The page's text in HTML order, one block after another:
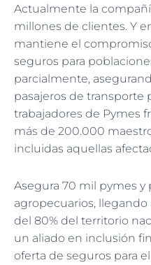
Actualmente la
millones de clientes. Y
mantiene el
seguros para
parcialmente,
pasajeros de transporte
trabajadores de Pymes
más de 200.000
incluidas aquellas
Asegura 70 mil pymes y
agropecuarios,
del 80% del territorio
un aliado en inclusión
oferta de seguros para